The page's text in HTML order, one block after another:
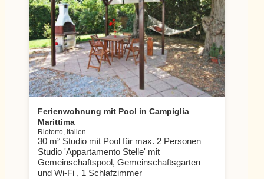
Ferienwohnung mit Pool in Campiglia
Marittima
Riotorto, Italien
30 m² Studio mit Pool für max. 2 Personen
Studio 'Appartamento Stelle' mit
Gemeinschaftspool, Gemeinschaftsgarten
und Wi-Fi , 1 Schlafzimmer